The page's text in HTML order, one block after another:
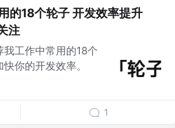
的18个轮子 开发效率提升
注
工作中常用的18个
你的开发效率。
1